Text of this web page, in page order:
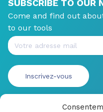
SUBSCRIBE TO OUR
Come and find out
to our tools